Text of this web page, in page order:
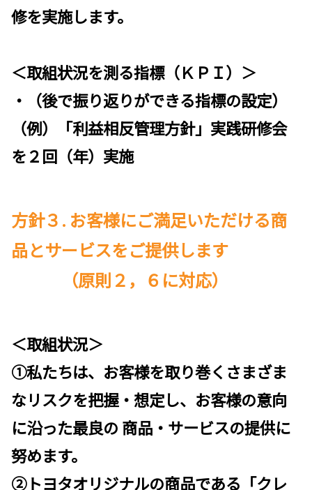
修を実施します。
＜取組状況を測る指標（ＫＰＩ）＞
・（後で振り返りができる指標の設定）
（例）「利益相反管理方針」実践研修会
を２回（年）実施
方針３. お客様にご満足いただける商
品とサービスをご提供します
（原則２，６に対応）
＜取組状況＞
①私たちは、お客様を取り巻くさまざま
なリスクを把握・想定し、お客様の意向
に沿った最良の 商品・サービスの提供に
努めます。
②トヨタオリジナルの商品である「クレ